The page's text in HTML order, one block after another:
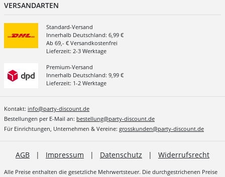
VERSANDARTEN
Standard-Versand
Innerhalb Deutschland: 6,99 €
Ab 69,- € Versandkostenfrei
Lieferzeit: 2-3 Werktage
Premium-Versand
Innerhalb Deutschland: 9,99 €
Lieferzeit: 1-2 Werktage
Kontakt: info@party-discount.de
Bestellungen per E-Mail an: bestellung@party-discount.de
Für Einrichtungen, Unternehmen & Vereine: grosskunden@party-discount.de
AGB | Impressum | Datenschutz | Widerrufsrecht
Alle Preise enthalten die gesetzliche Mehrwertsteuer. Die durchgestrichenen Preise